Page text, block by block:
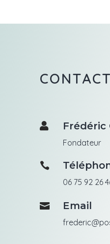

Fondateur

06 75 92 26
 Email